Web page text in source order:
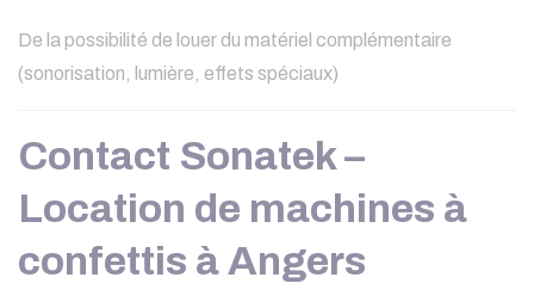
De la possibilité de louer du matériel complémentaire
(sonorisation, lumière, effets spéciaux)
Contact Sonatek –
Location de machines à
confettis à Angers